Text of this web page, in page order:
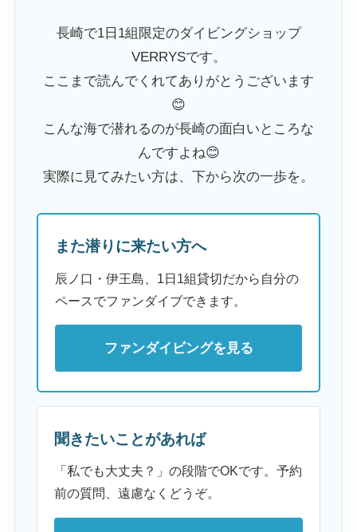
長崎で1日1組限定のダイビングショップ
VERRYSです。
ここまで読んでくれてありがとうございます
😊
こんな海で潜れるのが長崎の面白いところな
んですよね😊
実際に見てみたい方は、下から次の一歩を。
また潜りに来たい方へ
辰ノ口・伊王島、1日1組貸切だから自分の
ペースでファンダイブできます。
ファンダイビングを見る
聞きたいことがあれば
「私でも大丈夫？」の段階でOKです。予約
前の質問、遠慮なくどうぞ。